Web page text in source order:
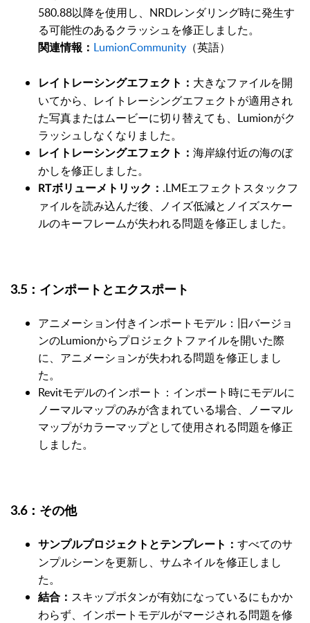
580.88以降を使用し、NRDレンダリング時に発生す
る可能性のあるクラッシュを修正しました。
関連情報： LumionCommunity （英語）
レイトレーシングエフェクト： 大きなファイルを開
いてから、レイトレーシングエフェクトが適用され
た写真またはムービーに切り替えても、Lumionがク
ラッシュしなくなりました。
レイトレーシングエフェクト： 海岸線付近の海のぼ
かしを修正しました。
RTボリューメトリック： .LMEエフェクトスタックフ
ァイルを読み込んだ後、ノイズ低減とノイズスケー
ルのキーフレームが失われる問題を修正しました。
3.5：インポートとエクスポート
アニメーション付きインポートモデル：旧バージョ
ンのLumionからプロジェクトファイルを開いた際
に、アニメーションが失われる問題を修正しまし
た。
Revitモデルのインポート：インポート時にモデルに
ノーマルマップのみが含まれている場合、ノーマル
マップがカラーマップとして使用される問題を修正
しました。
3.6：その他
サンプルプロジェクトとテンプレート： すべてのサ
ンプルシーンを更新し、サムネイルを修正しまし
た。
結合： スキップボタンが有効になっているにもかか
わらず、インポートモデルがマージされる問題を修